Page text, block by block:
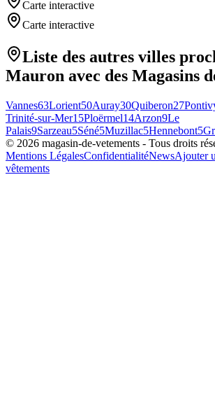
Carte interactive
Carte interactive
Liste des autres villes
Mauron avec des Magasins
Vannes63Lorient50Auray30Quiberon27
Trinité-sur-Mer15Ploërmel14Arzon9Le
Palais9Sarzeau5Séné5Muzillac5Hennebont5
© 2026 magasin-de-vetements - Tous droits
Mentions LégalesConfidentialitéNewsAjouter
vêtements